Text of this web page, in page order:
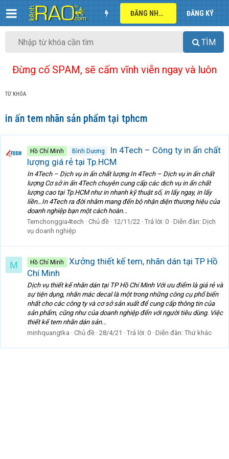
ĐĂNG NHẬP ĐĂNG KÝ
TÌM
Đừng cố SPAM, sẽ cấm vĩnh viễn ngay và luôn
TỪ KHÓA
in ấn tem nhãn sản phẩm tại tphcm
Hồ Chí Minh Bình Dương
In 4Tech – Công ty in ấn chất
lượng giá rẻ tại Tp.HCM
In 4Tech – Dịch vụ in ấn chất lượng In 4Tech – Dịch vụ in ấn chất
lượng Cơ sở in ấn 4Tech chuyên cung cấp các dịch vụ in ấn chất
lượng cao tại Tp.HCM như in nhanh kỹ thuật số, in lấy ngay, in lấy
liền…In 4Tech ra đời nhằm mang đến bộ nhận diện thương hiệu của
doanh nghiệp bạn một cách hoàn...
Temchonggia4tech
Chủ đề 12/11/22 Trả lời: 0 Diễn đàn: Dịch
vụ doanh nghiệp
M Hồ Chí Minh
Xưởng thiết kế tem, nhãn dán tại TP Hồ
Chí Minh
Dịch vụ thiết kế nhãn dán tại TP Hồ Chí Minh Với ưu điểm là giá rẻ và
sự tiện dụng, nhãn mác decal là một trong những công cụ phổ biến
nhất cho các công ty và cơ sở sản xuất để cung cấp thông tin của
sản phẩm, cũng như của doanh nghiệp đến với người tiêu dùng. Việc
thiết kế tem nhãn dán sản...
minhquangtka
Chủ đề 28/4/21 Trả lời: 0 Diễn đàn: Thứ khác